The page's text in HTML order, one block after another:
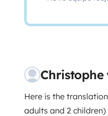
Christophe
Here is the
adults and 2